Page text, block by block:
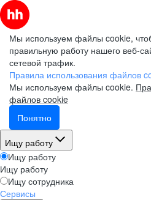
Мы используем файлы cookie,
правильную работу нашего веб-
сетевой трафик.
Правила использования файлов
Мы используем файлы cookie.
файлов cookie
Понятно
Ищу работу
Ищу работу
Ищу работу
Ищу сотрудника
Сервисы